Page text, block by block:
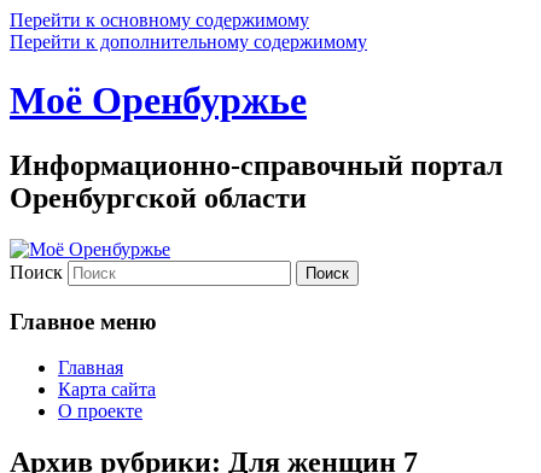
Перейти к основному содержимому
Перейти к дополнительному содержимому
Моё Оренбуржье
Информационно-справочный портал
Оренбургской области
Поиск
Главное меню
Главная
Карта сайта
О проекте
Архив рубрики: Для женщин 7